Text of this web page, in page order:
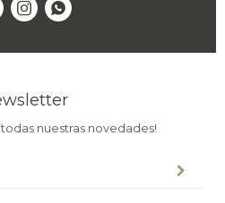
 
nuestras novedades!